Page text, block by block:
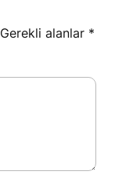
Gerekli alanlar *